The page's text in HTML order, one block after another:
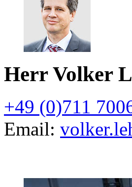
Herr Volker
+49 (0)711
Email: